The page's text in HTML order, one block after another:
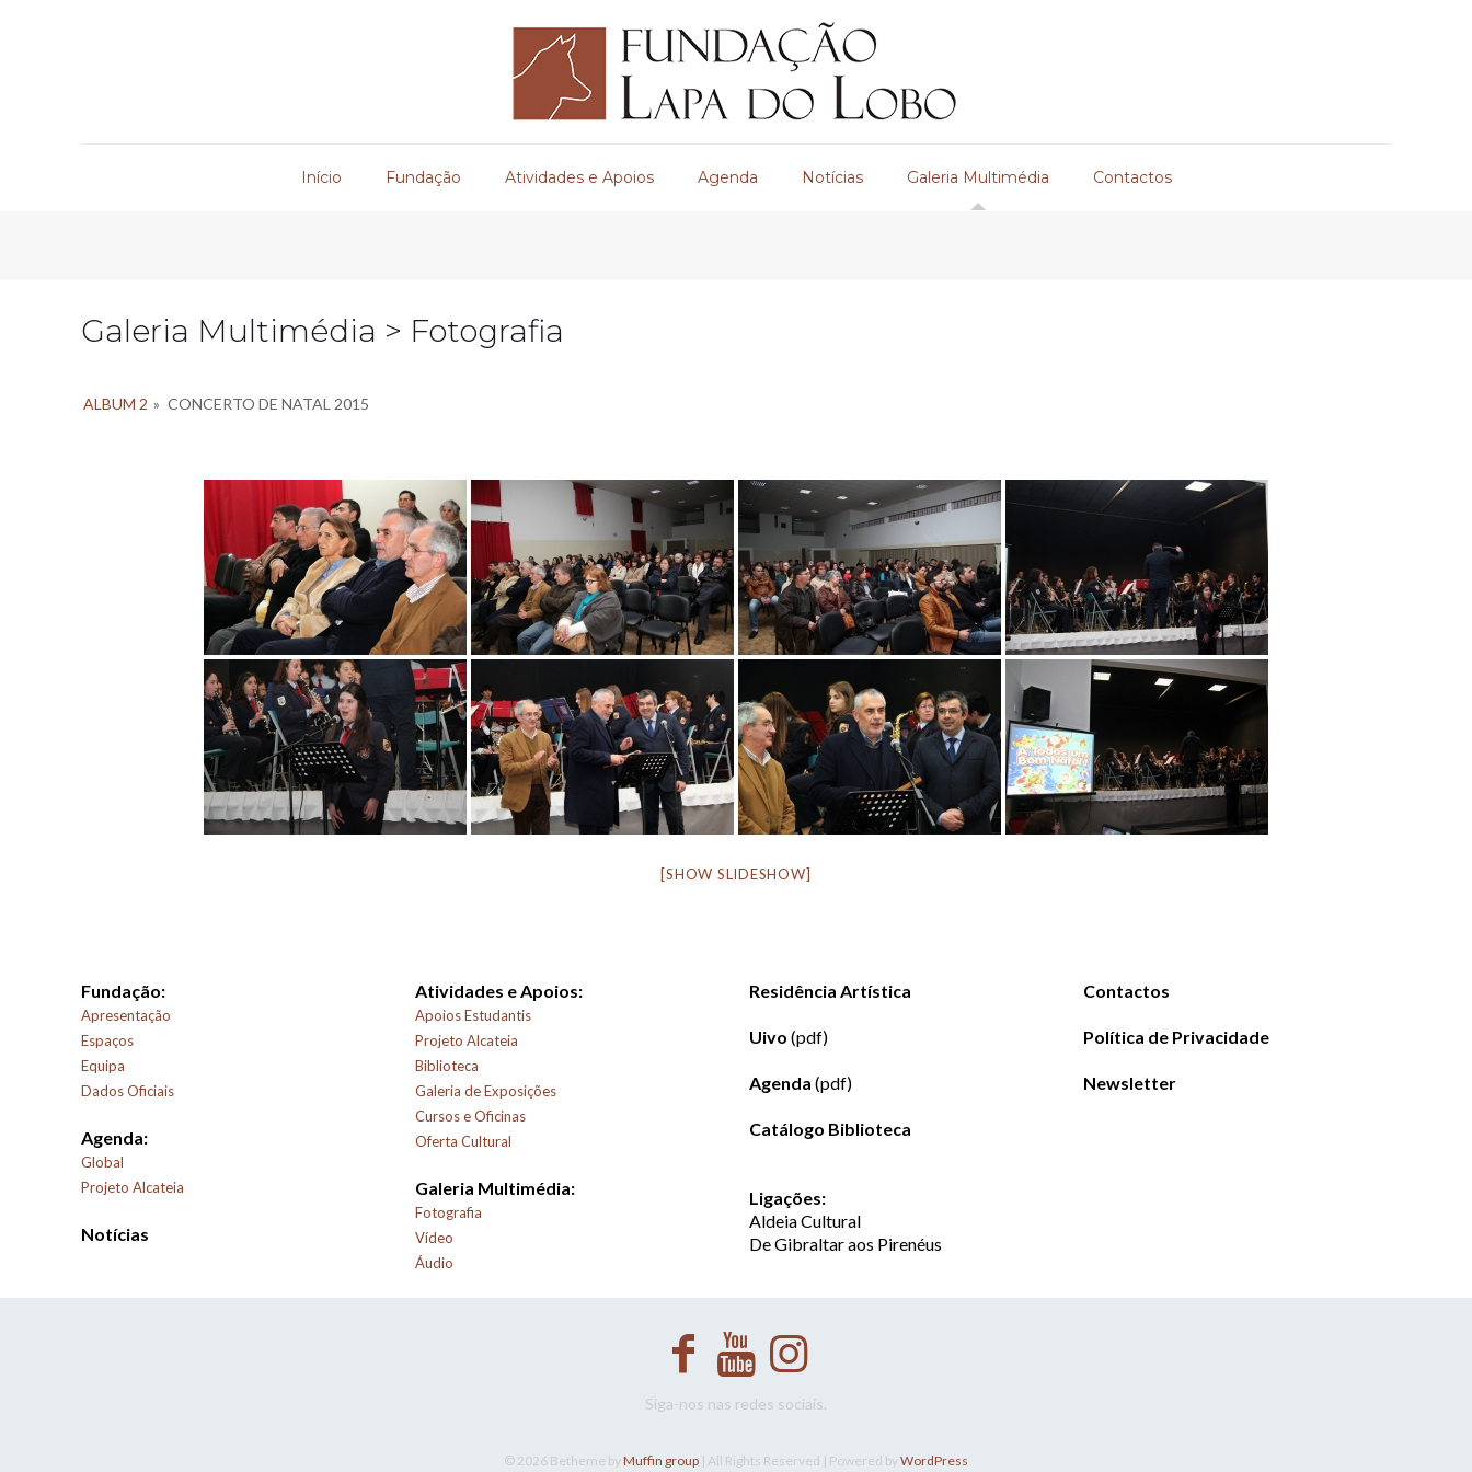
Início Fundação Atividades e Apoios Agenda Notícias Galeria Multimédia Contactos
Galeria Multimédia > Fotografia
ALBUM 2 » CONCERTO DE NATAL 2015
[SHOW SLIDESHOW]
Fundação:
Apresentação
Espaços
Equipa
Dados Oficiais
Agenda:
Global
Projeto Alcateia
Notícias
Atividades e Apoios:
Apoios Estudantis
Projeto Alcateia
Biblioteca
Galeria de Exposições
Cursos e Oficinas
Oferta Cultural
Galeria Multimédia:
Fotografia
Vídeo
Áudio
Residência Artística
Uivo (pdf)
Agenda (pdf)
Catálogo Biblioteca
Ligações:
Aldeia Cultural
De Gibraltar aos Pirenéus
Contactos
Política de Privacidade
Newsletter
Siga-nos nas redes sociais.
© 2026 Betheme byMuffin group | All Rights Reserved | Powered byWordPress